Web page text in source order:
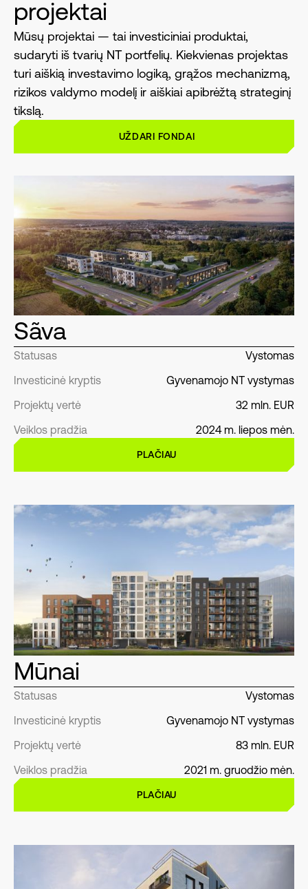
projektai
Mūsų projektai — tai investiciniai produktai,
sudaryti iš tvarių NT portfelių. Kiekvienas projektas
turi aiškią investavimo logiką, grąžos mechanizmą,
rizikos valdymo modelį ir aiškiai apibrėžtą strateginį
tikslą.
UŽDARI FONDAI
Sãva
Statusas
Vystomas
Investicinė kryptis
Gyvenamojo NT vystymas
Projektų vertė
32 mln. EUR
Veiklos pradžia
2024 m. liepos mėn.
PLAČIAU
Mūnai
Statusas
Vystomas
Investicinė kryptis
Gyvenamojo NT vystymas
Projektų vertė
83 mln. EUR
Veiklos pradžia
2021 m. gruodžio mėn.
PLAČIAU